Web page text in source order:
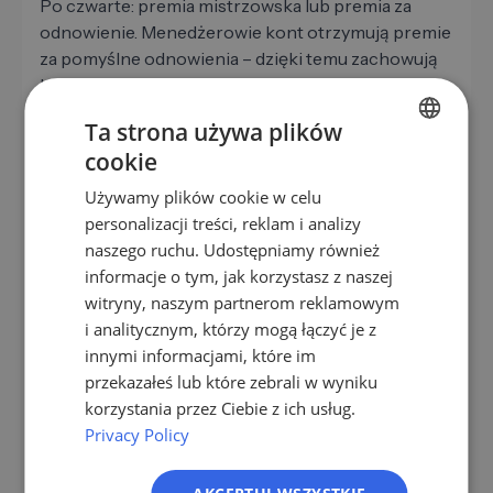
Po czwarte: premia mistrzowska lub premia za
odnowienie. Menedżerowie kont otrzymują premie
za pomyślne odnowienia – dzięki temu zachowują
lojalność wobec istniejących klientów.
W przypadku małych zespołów wystarczy dobrze
utrzymany Excel lub Arkusz Google. Dla 10-15
pracowników sprzedaży warto skorzystać ze
specjalistycznych narzędzi takich jak Spiff,
CaptivateIQ czy QuotaPath. Automatyzują one w
prosty sposób potrącenia z tytułu anulowania,
premie wieloletnie i obliczenia stopniowe.
Jeśli pracujesz bez narzędzia, powinieneś użyć
centralnego źródła (CRM) jako prawdziwej bazy
FR
IT
PL
Ta strona używa plików
cookie
Używamy plików cookie w celu
personalizacji treści, reklam i analizy
naszego ruchu. Udostępniamy również
informacje o tym, jak korzystasz z naszej
witryny, naszym partnerom reklamowym
i analitycznym, którzy mogą łączyć je z
innymi informacjami, które im
przekazałeś lub które zebrali w wyniku
korzystania przez Ciebie z ich usług.
Privacy Policy